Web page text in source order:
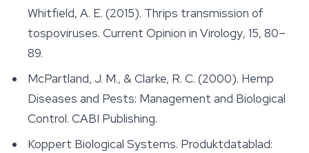
Whitfield, A. E. (2015). Thrips transmission of
tospoviruses. Current Opinion in Virology, 15, 80–
89.
McPartland, J. M., & Clarke, R. C. (2000). Hemp
Diseases and Pests: Management and Biological
Control. CABI Publishing.
Koppert Biological Systems. Produktdatablad: